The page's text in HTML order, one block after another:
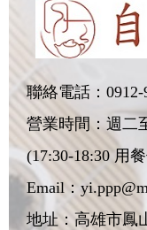
聯絡電話： 0912-
營業時間：週二
(17:30-18:30 用
Email：
地址： 高雄市鳳